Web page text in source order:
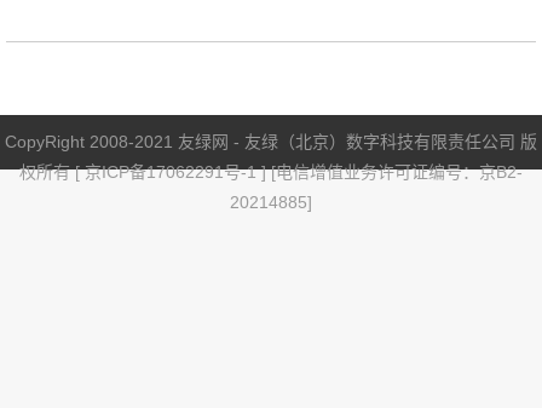
CopyRight 2008-2021 友绿网 - 友绿（北京）数字科技有限责任公司 版
权所有 [京ICP备17062291号-1] [电信增值业务许可证编号：京B2-
20214885]